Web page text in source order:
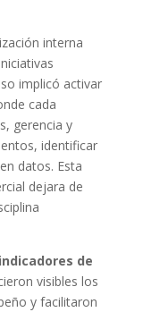
interna
implicó activar
cada
gerencia y
identificar
datos. Esta
dejara de
indicadores de
visibles los
y facilitaron